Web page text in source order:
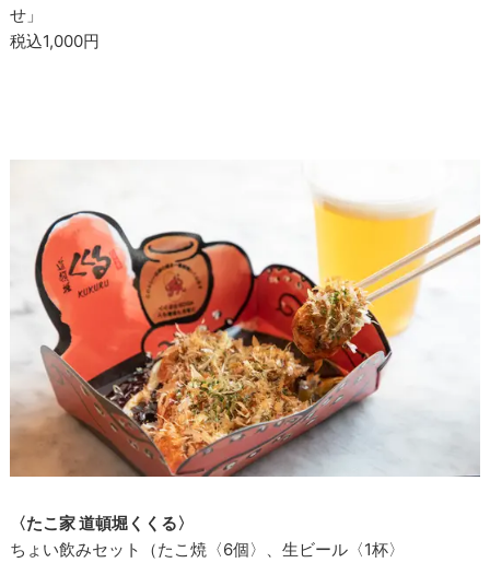
せ」
税込1,000円
〈たこ家 道頓堀くくる〉
ちょい飲みセット（たこ焼〈6個〉、生ビール〈1杯〉